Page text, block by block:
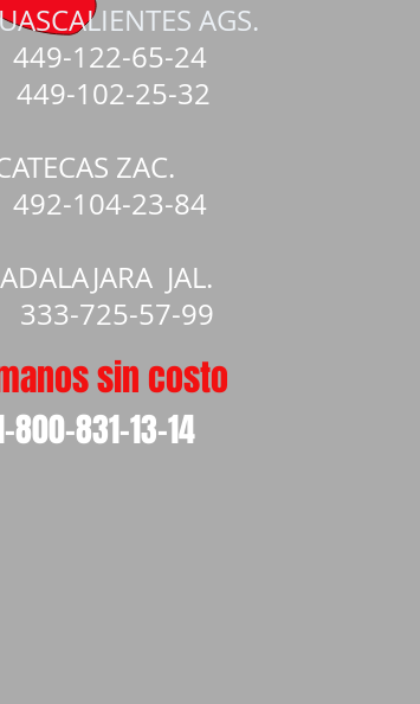
sin costo
800-831-13-14
AGS.
449-122-65-24
102-25-32
ZAC.
492-104-23-84
JAL.
333-725-57-99